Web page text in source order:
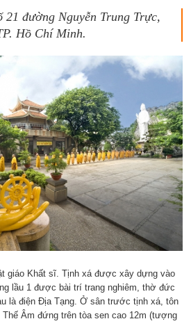
21 đường Nguyễn Trung Trực,
Hồ Chí Minh.
giáo Khất sĩ. Tịnh xá được xây dựng vào
lầu 1 được bài trí trang nghiêm, thờ đức
là điện Địa Tạng. Ở sân trước tịnh xá, tôn
Âm đứng trên tòa sen cao 12m (tượng